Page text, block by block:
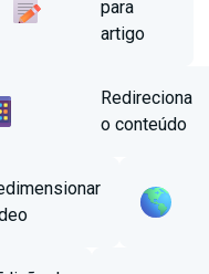
para
artigo
Redireciona
o conteúdo